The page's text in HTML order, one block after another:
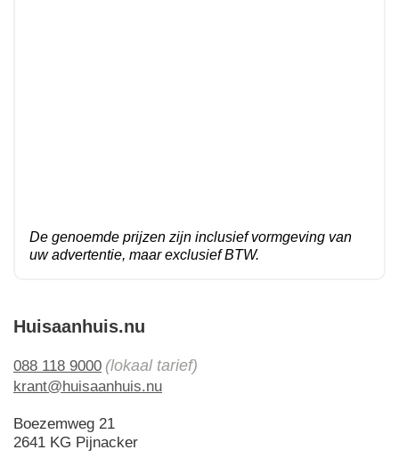
Huisaanhuis.nu
088 118 9000 (lokaal tarief)
krant@huisaanhuis.nu
Boezemweg 21
2641 KG Pijnacker
De genoemde prijzen zijn inclusief vormgeving van
uw advertentie, maar exclusief BTW.